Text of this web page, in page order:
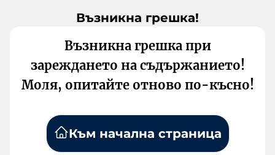
Възникна грешка!
Възникна грешка при
зареждането на съдържанието!
Моля, опитайте отново по-късно!
Към начална страница